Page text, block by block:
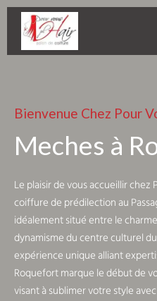
Bienvenue Chez Pour
Meches à
Le plaisir de vous accueillir chez
coiffure de prédilection au
idéalement situé entre le
dynamisme du centre culturel
expérience unique alliant
Roquefort marque le début de
visant à sublimer votre style